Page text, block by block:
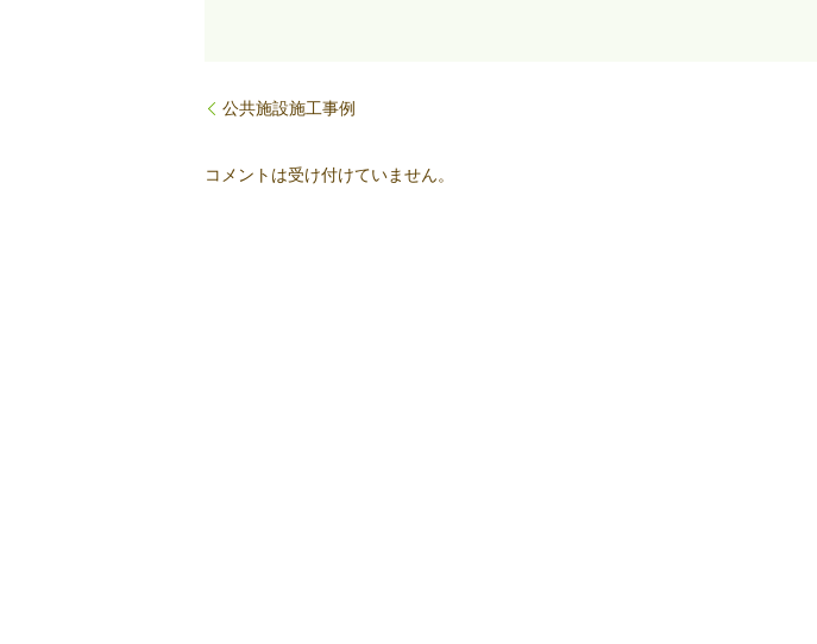
公共施設施工事例
コメントは受け付けていません。